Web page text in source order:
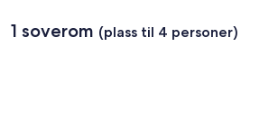
1 soverom (plass til 4 personer)